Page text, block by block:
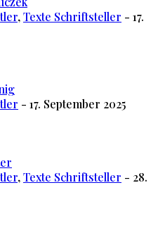
,Texte Schriftsteller - 17.
- 17. September 2025
,Texte Schriftsteller - 28.